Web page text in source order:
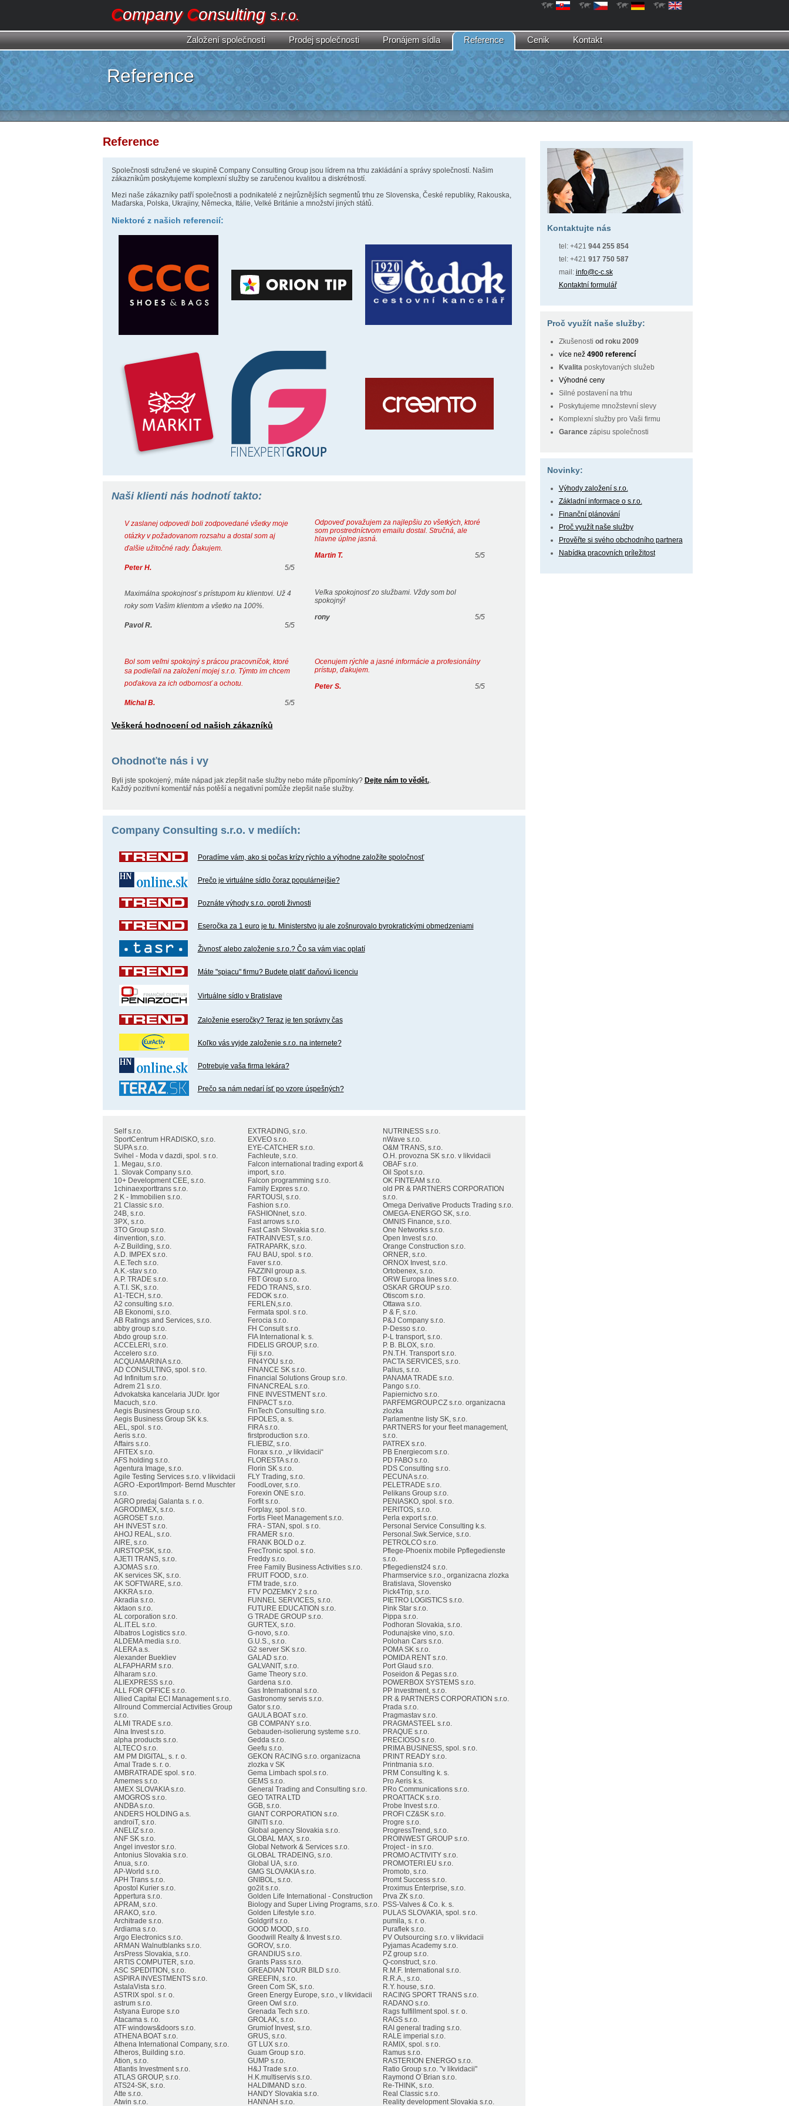
CompanyConsulting s.r.o.
Založeníspolečnosti Prodejspolečnosti Pronájem sídla Reference Cenik Kontakt
Reference
Kontaktujte nás
tel: +421 944 255 854
tel: +421 917 750 587
mail: info@c-c.sk
Kontaktní formulář
Proč využít naše služby:
Zkušenosti od roku 2009
více než 4900 referencí
Kvalitaposkytovaných služeb
Výhodné ceny
Silné postavení na trhu
Poskytujeme množstevní slevy
Komplexní služby pro Vaši firmu
Garancezápisu společnosti
Novinky:
Výhody založení s.r.o.
Základní informace o s.r.o.
Finanční plánování
Proč využít naše služby
Prověřte si svého obchodního partnera
Nabídka pracovních príležitost
Reference
Společnosti sdružené ve skupině Company Consulting Group jsou lídrem na trhu zakládání a správy společností. Našim
zákazníkům poskytujeme komplexní služby se zaručenou kvalitou a diskrétností.
Mezi naše zákazníky patří společnosti a podnikatelé z nejrůznějších segmentů trhu ze Slovenska, České republiky, Rakouska,
Maďarska, Polska, Ukrajiny, Německa, Itálie, Velké Británie a množství jiných států.
Niektoré z našich referencií:
Naši klienti nás hodnotí takto:
V zaslanej odpovedi boli zodpovedané všetky moje
otázky v požadovanom rozsahu a dostal som aj
ďalšie užitočné rady. Ďakujem.
5/5
Peter H.
Odpoveď považujem za najlepšiu zo všetkých, ktoré
som prostredníctvom emailu dostal. Stručná, ale
hlavne úplne jasná.
5/5
Martin T.
Maximálna spokojnosť s prístupom ku klientovi. Už 4
roky som Vašim klientom a všetko na 100%.
5/5
Pavol R.
Veľka spokojnosť zo službami. Vždy som bol
spokojný!
5/5
rony
Bol som veľmi spokojný s prácou pracovníčok, ktoré
sa podieľali na založení mojej s.r.o. Týmto im chcem
poďakova za ich odbornosť a ochotu.
5/5
Michal B.
Ocenujem rýchle a jasné informácie a profesionálny
prístup, ďakujem.
5/5
Peter S.
Veškerá hodnocení od našich zákazníků
Ohodnoťte nás i vy
Byli jste spokojený, máte nápad jak zlepšit naše služby nebo máte připomínky? Dejte nám to vědět..
Každý pozitivní komentář nás potěší a negativní pomůže zlepšit naše služby.
Company Consulting s.r.o. v mediích:
Poradíme vám, ako si počas krízy rýchlo a výhodne založíte spoločnosť
Prečo je virtuálne sídlo čoraz populárnejšie?
Poznáte výhody s.r.o. oproti živnosti
Eseročka za 1 euro je tu. Ministerstvo ju ale zošnurovalo byrokratickými obmedzeniami
Živnosť alebo založenie s.r.o.? Čo sa vám viac oplatí
Máte "spiacu" firmu? Budete platiť daňovú licenciu
Virtuálne sídlo v Bratislave
Založenie eseročky? Teraz je ten správny čas
Koľko vás vyjde založenie s.r.o. na internete?
Potrebuje vaša firma lekára?
Prečo sa nám nedarí ísť po vzore úspešných?
Self s.r.o.
SportCentrum HRADISKO, s.r.o.
SUPA s.r.o.
Svihel - Moda v dazdi, spol. s r.o.
1. Megau, s.r.o.
1. Slovak Company s.r.o.
10+ Development CEE, s.r.o.
1chinaexporttrans s.r.o.
2 K - Immobilien s.r.o.
21 Classic s.r.o.
24B, s.r.o.
3PX, s.r.o.
3TO Group s.r.o.
4invention, s.r.o.
A-Z Building, s.r.o.
A.D. IMPEX s.r.o.
A.E.Tech s.r.o.
A.K.-stav s.r.o.
A.P. TRADE s.r.o.
A.T.I. SK, s.r.o.
A1-TECH, s.r.o.
A2 consulting s.r.o.
AB Ekonomi, s.r.o.
AB Ratings and Services, s.r.o.
abby group s.r.o.
Abdo group s.r.o.
ACCELERI, s.r.o.
Accelero s.r.o.
ACQUAMARINA s.r.o.
AD CONSULTING, spol. s r.o.
Ad Infinitum s.r.o.
Adrem 21 s.r.o.
Advokatska kancelaria JUDr. Igor
Macuch, s.r.o.
Aegis Business Group s.r.o.
Aegis Business Group SK k.s.
AEL, spol. s r.o.
Aeris s.r.o.
Affairs s.r.o.
AFITEX s.r.o.
AFS holding s.r.o.
Agentura Image, s.r.o.
Agile Testing Services s.r.o. v likvidacii
AGRO -Export/Import- Bernd Muschter
s.r.o.
AGRO predaj Galanta s. r. o.
AGRODIMEX, s.r.o.
AGROSET s.r.o.
AH INVEST s.r.o.
AHOJ REAL, s.r.o.
AIRE, s.r.o.
AIRSTOP.SK, s.r.o.
AJETI TRANS, s.r.o.
AJOMAS s.r.o.
AK services SK, s.r.o.
AK SOFTWARE, s.r.o.
AKKRA s.r.o.
Akradia s.r.o.
Aktaon s.r.o.
AL corporation s.r.o.
AL.IT.EL s.r.o.
Albatros Logistics s.r.o.
ALDEMA media s.r.o.
ALERA a.s.
Alexander Buekliev
ALFAPHARM s.r.o.
Alharam s.r.o.
ALIEXPRESS s.r.o.
ALL FOR OFFICE s.r.o.
Allied Capital ECI Management s.r.o.
Allround Commercial Activities Group
s.r.o.
ALMI TRADE s.r.o.
Alna Invest s.r.o.
alpha products s.r.o.
ALTECO s.r.o.
AM PM DIGITAL, s. r. o.
Amal Trade s. r. o.
AMBRATRADE spol. s r.o.
Amernes s.r.o.
AMEX SLOVAKIA s.r.o.
AMOGROS s.r.o.
ANDBA s.r.o.
ANDERS HOLDING a.s.
androiT, s.r.o.
ANELIZ s.r.o.
ANF SK s.r.o.
Angel investor s.r.o.
Antonius Slovakia s.r.o.
Anua, s.r.o.
AP-World s.r.o.
APH Trans s.r.o.
Apostol Kurier s.r.o.
Appertura s.r.o.
APRAM, s.r.o.
ARAKO, s.r.o.
Architrade s.r.o.
Ardiama s.r.o.
Argo Electronics s.r.o.
ARMAN Walnutblanks s.r.o.
ArsPress Slovakia, s.r.o.
ARTIS COMPUTER, s.r.o.
ASC SPEDITION, s.r.o.
ASPIRA INVESTMENTS s.r.o.
AstalaVista s.r.o.
ASTRIX spol. s r. o.
astrum s.r.o.
Astyana Europe s.r.o
Atacama s. r.o.
ATF windows&doors s.r.o.
ATHENA BOAT s.r.o.
Athena International Company, s.r.o.
Atheros, Building s.r.o.
Ation, s.r.o.
Atlantis Investment s.r.o.
ATLAS GROUP, s.r.o.
ATS24-SK, s.r.o.
Atte s.r.o.
Atwin s.r.o.
EXTRADING, s.r.o.
EXVEO s.r.o.
EYE-CATCHER s.r.o.
Fachleute, s.r.o.
Falcon international trading export &
import, s.r.o.
Falcon programming s.r.o.
Family Expres s.r.o.
FARTOUSI, s.r.o.
Fashion s.r.o.
FASHIONnet, s.r.o.
Fast arrows s.r.o.
Fast Cash Slovakia s.r.o.
FATRAINVEST, s.r.o.
FATRAPARK, s.r.o.
FAU BAU, spol. s r.o.
Faver s.r.o.
FAZZINI group a.s.
FBT Group s.r.o.
FEDO TRANS, s.r.o.
FEDOK s.r.o.
FERLEN,s.r.o.
Fermata spol. s r.o.
Ferocia s.r.o.
FH Consult s.r.o.
FIA International k. s.
FIDELIS GROUP, s.r.o.
Fiji s.r.o.
FIN4YOU s.r.o.
FINANCE SK s.r.o.
Financial Solutions Group s.r.o.
FINANCREAL s.r.o.
FINE INVESTMENT s.r.o.
FINPACT s.r.o.
FinTech Consulting s.r.o.
FIPOLES, a. s.
FIRA s.r.o.
firstproduction s.r.o.
FLIEBIZ, s.r.o.
Florax s.r.o. „v likvidacii“
FLORESTA s.r.o.
Florin SK s.r.o.
FLY Trading, s.r.o.
FoodLover, s.r.o.
Forexin ONE s.r.o.
Forfit s.r.o.
Forplay, spol. s r.o.
Fortis Fleet Management s.r.o.
FRA - STAN, spol. s r.o.
FRAMER s.r.o.
FRANK BOLD o.z.
FrecTronic spol. s r.o.
Freddy s.r.o.
Free Family Business Activities s.r.o.
FRUIT FOOD, s.r.o.
FTM trade, s.r.o.
FTV POZEMKY 2 s.r.o.
FUNNEL SERVICES, s.r.o.
FUTURE EDUCATION s.r.o.
G TRADE GROUP s.r.o.
GURTEX, s.r.o.
G-novo, s.r.o.
G.U.S., s.r.o.
G2 server SK s.r.o.
GALAD s.r.o.
GALVANIT, s.r.o.
Game Theory s.r.o.
Gardena s.r.o.
Gas International s.r.o.
Gastronomy servis s.r.o.
Gator s.r.o.
GAULA BOAT s.r.o.
GB COMPANY s.r.o.
Gebauden-isolierung systeme s.r.o.
Gedda s.r.o.
Geefu s.r.o.
GEKON RACING s.r.o. organizacna
zlozka v SK
Gema Limbach spol.s r.o.
GEMS s.r.o.
General Trading and Consulting s.r.o.
GEO TATRA LTD
GGB, s.r.o.
GIANT CORPORATION s.r.o.
GINITI s.r.o.
Global agency Slovakia s.r.o.
GLOBAL MAX, s.r.o.
Global Network & Services s.r.o.
GLOBAL TRADEING, s.r.o.
Global UA, s.r.o.
GMG SLOVAKIA s.r.o.
GNIBOL, s.r.o.
go2it s.r.o.
Golden Life International - Construction
Biology and Super Living Programs, s.r.o.
Golden Lifestyle s.r.o.
Goldgrif s.r.o.
GOOD MOOD, s.r.o.
Goodwill Realty & Invest s.r.o.
GOROV, s.r.o.
GRANDIUS s.r.o.
Grants Pass s.r.o.
GREADIAN TOUR BILD s.r.o.
GREEFIN, s.r.o.
Green Com SK, s.r.o.
Green Energy Europe, s.r.o., v likvidacii
Green Owl s.r.o.
Grenada Tech s.r.o.
GROLAK, s.r.o.
Grumiof Invest, s.r.o.
GRUS, s.r.o.
GT LUX s.r.o.
Guam Group s.r.o.
GUMP s.r.o.
H&J Trade s.r.o.
H.K.multiservis s.r.o.
HALDIMAND s.r.o.
HANDY Slovakia s.r.o.
HANNAH s.r.o.
NUTRINESS s.r.o.
nWave s.r.o.
O&M TRANS, s.r.o.
O.H. provozna SK s.r.o. v likvidacii
OBAF s.r.o.
Oil Spot s.r.o.
OK FINTEAM s.r.o.
old PR & PARTNERS CORPORATION
s.r.o.
Omega Derivative Products Trading s.r.o.
OMEGA-ENERGO SK, s.r.o.
OMNIS Finance, s.r.o.
One Networks s.r.o.
Open Invest s.r.o.
Orange Construction s.r.o.
ORNER, s.r.o.
ORNOX Invest, s.r.o.
Ortobenex, s.r.o.
ORW Europa lines s.r.o.
OSKAR GROUP s.r.o.
Otiscom s.r.o.
Ottawa s.r.o.
P & F, s.r.o.
P&J Company s.r.o.
P-Desso s.r.o.
P-L transport, s.r.o.
P. B. BLOX, s.r.o.
P.N.T.H. Transport s.r.o.
PACTA SERVICES, s.r.o.
Palius, s.r.o.
PANAMA TRADE s.r.o.
Pango s.r.o.
Papiernictvo s.r.o.
PARFEMGROUP.CZ s.r.o. organizacna
zlozka
Parlamentne listy SK, s.r.o.
PARTNERS for your fleet management,
s.r.o.
PATREX s.r.o.
PB Energiecom s.r.o.
PD FABO s.r.o.
PDS Consulting s.r.o.
PECUNA s.r.o.
PELETRADE s.r.o.
Pelikans Group s.r.o.
PENIASKO, spol. s r.o.
PERITOS, s.r.o.
Perla export s.r.o.
Personal Service Consulting k.s.
Personal.Swk.Service, s.r.o.
PETROLCO s.r.o.
Pflege-Phoenix mobile Ppflegedienste
s.r.o.
Pflegedienst24 s.r.o.
Pharmservice s.r.o., organizacna zlozka
Bratislava, Slovensko
Pick4Trip, s.r.o.
PIETRO LOGISTICS s.r.o.
Pink Star s.r.o.
Pippa s.r.o.
Podhoran Slovakia, s.r.o.
Podunajske vino, s.r.o.
Polohan Cars s.r.o.
POMA SK s.r.o.
POMIDA RENT s.r.o.
Port Glaud s.r.o.
Poseidon & Pegas s.r.o.
POWERBOX SYSTEMS s.r.o.
PP Investment, s.r.o.
PR & PARTNERS CORPORATION s.r.o.
Prada s.r.o.
Pragmastav s.r.o.
PRAGMASTEEL s.r.o.
PRAQUE s.r.o.
PRECIOSO s.r.o.
PRIMA BUSINESS, spol. s r.o.
PRINT READY s.r.o.
Printmania s.r.o.
PRM Consulting k. s.
Pro Aeris k.s.
PRo Communications s.r.o.
PROATTACK s.r.o.
Probe Invest s.r.o.
PROFI CZ&SK s.r.o.
Progre s.r.o.
ProgressTrend, s.r.o.
PROINWEST GROUP s.r.o.
Project - in s.r.o.
PROMO ACTIVITY s.r.o.
PROMOTERI.EU s.r.o.
Promoto, s.r.o.
Promt Success s.r.o.
Proximus Enterprise, s.r.o.
Prva ZK s.r.o.
PSS-Valves & Co. k. s.
PULAS SLOVAKIA, spol. s r.o.
pumila, s. r. o.
Puraflek s.r.o.
PV Outsourcing s.r.o. v likvidacii
Pyjamas Academy s.r.o.
PZ group s.r.o.
Q-construct, s.r.o.
R.M.F. International s.r.o.
R.R.A., s.r.o.
R.Y. house, s.r.o.
RACING SPORT TRANS s.r.o.
RADANO s.r.o.
Rags fulfillment spol. s r. o.
RAGS s.r.o.
RAI general trading s.r.o.
RALE imperial s.r.o.
RAMIX, spol. s r.o.
Ramus s.r.o.
RASTERION ENERGO s.r.o.
Ratio Group s.r.o. "v likvidacii"
Raymond O´Brian s.r.o.
Re-THINK, s.r.o.
Real Classic s.r.o.
Reality development Slovakia s.r.o.